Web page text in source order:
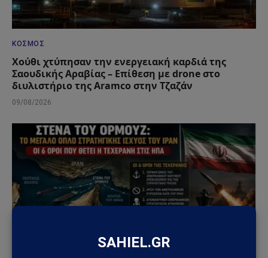
ΚΌΣΜΟΣ
Χούθι χτύπησαν την ενεργειακή καρδιά της
Σαουδικής Αραβίας – Επίθεση με drone στο
διυλιστήριο της Aramco στην Τζαζάν
09/08/2026